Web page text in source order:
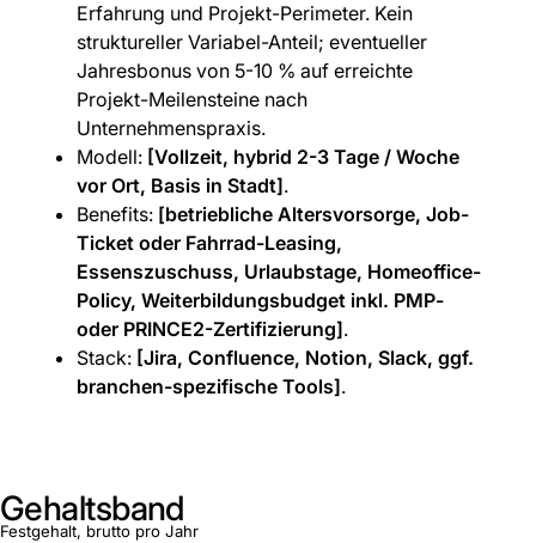
Erfahrung und Projekt-Perimeter. Kein
struktureller Variabel-Anteil; eventueller
Jahresbonus von 5-10 % auf erreichte
Projekt-Meilensteine nach
Unternehmenspraxis.
Modell: [Vollzeit, hybrid 2-3 Tage / Woche
vor Ort, Basis in Stadt].
Benefits: [betriebliche Altersvorsorge, Job-
Ticket oder Fahrrad-Leasing,
Essenszuschuss, Urlaubstage, Homeoffice-
Policy, Weiterbildungsbudget inkl. PMP-
oder PRINCE2-Zertifizierung].
Stack: [Jira, Confluence, Notion, Slack, ggf.
branchen-spezifische Tools].
Gehaltsband
Festgehalt, brutto pro Jahr